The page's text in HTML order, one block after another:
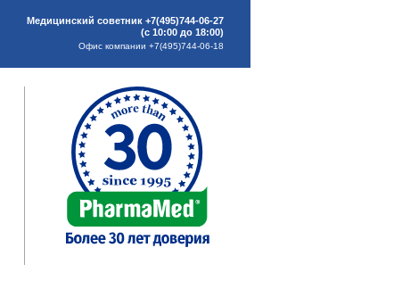
Медицинский советник +7(495)744-06-27
(с 10:00 до 18:00)
Офис компании +7(495)744-06-18